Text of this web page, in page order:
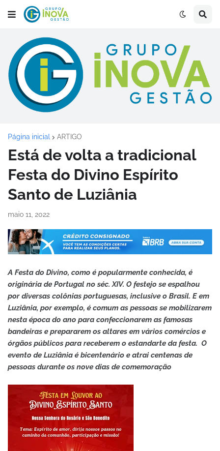
Página inicial ARTIGO
Está de volta a tradicional
Festa do Divino Espírito
Santo de Luziânia
maio 11, 2022
A Festa do Divino, como é popularmente conhecida, é
originária de Portugal no séc. XIV. O festejo se espalhou
por diversas colônias portuguesas, inclusive o Brasil. E em
Luziânia, por exemplo, é comum as pessoas se mobilizarem
nesta época do ano para confeccionarem as famosas
bandeiras e prepararem os altares em vários comércios e
órgãos públicos para receberem o estandarte da festa. O
evento de Luziânia é bicentenário e atrai centenas de
pessoas durante os nove dias de comemoração